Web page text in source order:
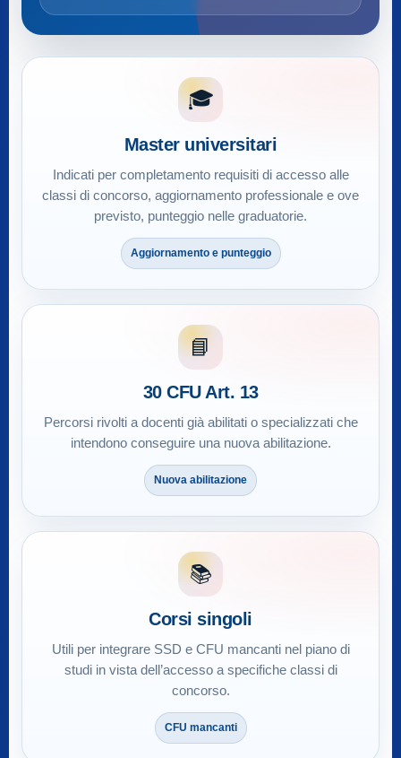
🎓
Master universitari
Indicati per completamento requisiti di accesso alle
classi di concorso, aggiornamento professionale e ove
previsto, punteggio nelle graduatorie.
Aggiornamento e punteggio
📘
30 CFU Art. 13
Percorsi rivolti a docenti già abilitati o specializzati che
intendono conseguire una nuova abilitazione.
Nuova abilitazione
📚
Corsi singoli
Utili per integrare SSD e CFU mancanti nel piano di
studi in vista dell’accesso a specifiche classi di
concorso.
CFU mancanti